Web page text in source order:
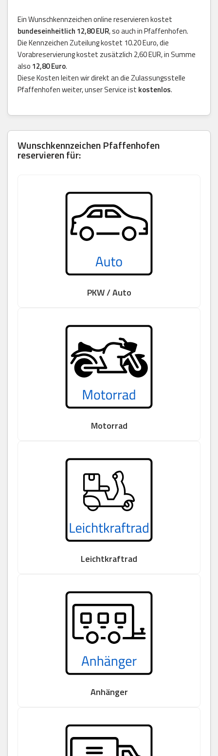
Ein Wunschkennzeichen online reservieren kostet
bundeseinheitlich 12,80 EUR, so auch in Pfaffenhofen.
Die Kennzeichen Zuteilung kostet 10.20 Euro, die
Vorabreservierung kostet zusätzlich 2,60 EUR, in Summe
also 12,80 Euro.
Diese Kosten leiten wir direkt an die Zulassungsstelle
Pfaffenhofen weiter, unser Service ist kostenlos.
Wunschkennzeichen Pfaffenhofen
reservieren für:
PKW / Auto
Motorrad
Leichtkraftrad
Anhänger